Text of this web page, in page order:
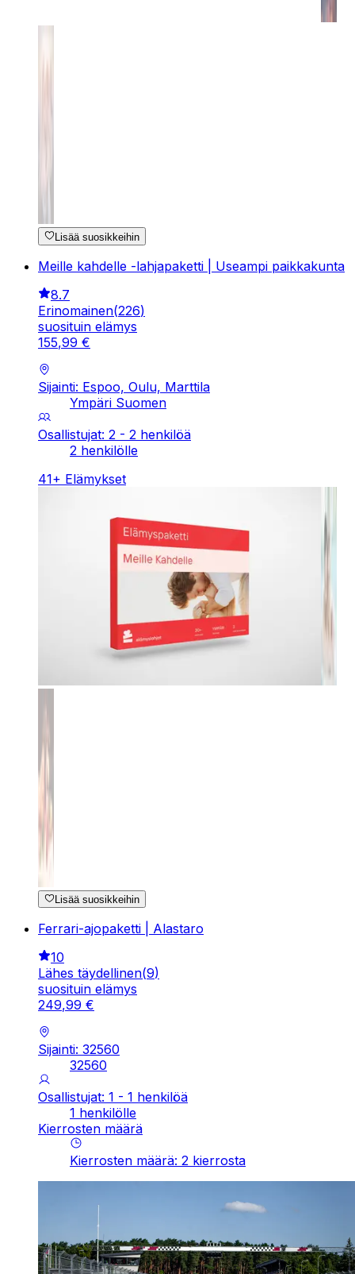
Lisää suosikkeihin
Meille kahdelle -lahjapaketti | Useampi paikkakunta
8.7
Erinomainen(226)
suosituin elämys
155,99 €
Sijainti: Espoo, Oulu, Marttila
Ympäri Suomen
Osallistujat: 2 - 2 henkilöä
2 henkilölle
41+ Elämykset
Lisää suosikkeihin
Ferrari-ajopaketti | Alastaro
10
Lähes täydellinen(9)
suosituin elämys
249,99 €
Sijainti: 32560
32560
Osallistujat: 1 - 1 henkilöä
1 henkilölle
Kierrosten määrä
Kierrosten määrä: 2 kierrosta